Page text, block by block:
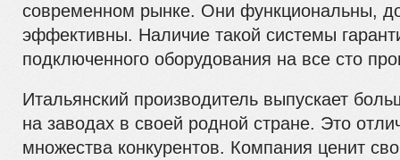
современном рынке. Они функциональны,
эффективны. Наличие такой системы
подключенного оборудования на все сто
Итальянский производитель выпускает
на заводах в своей родной стране. Это
множества конкурентов. Компания ценит